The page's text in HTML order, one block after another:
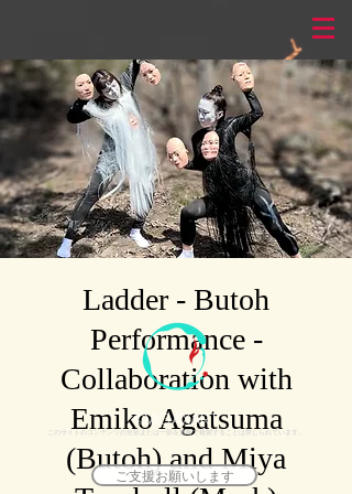
Ladder - Butoh
Performance -
Collaboration with
Emiko Agatsuma
(Butoh) and Miya
©AGAXART
ご支援お願いします
このサイトのコンテンツの全部または一部を無断で複製することは禁じられています。